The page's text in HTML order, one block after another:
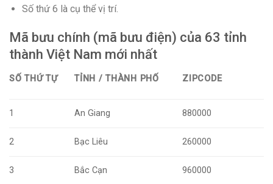
Số thứ 6 là cụ thể vị trí.
Mã bưu chính (mã bưu điện) của 63 tỉnh
thành Việt Nam mới nhất
SỐ THỨ TỰ TỈNH / THÀNH PHỐ ZIPCODE
1 An Giang 880000
2 Bạc Liêu 260000
3 Bắc Cạn 960000